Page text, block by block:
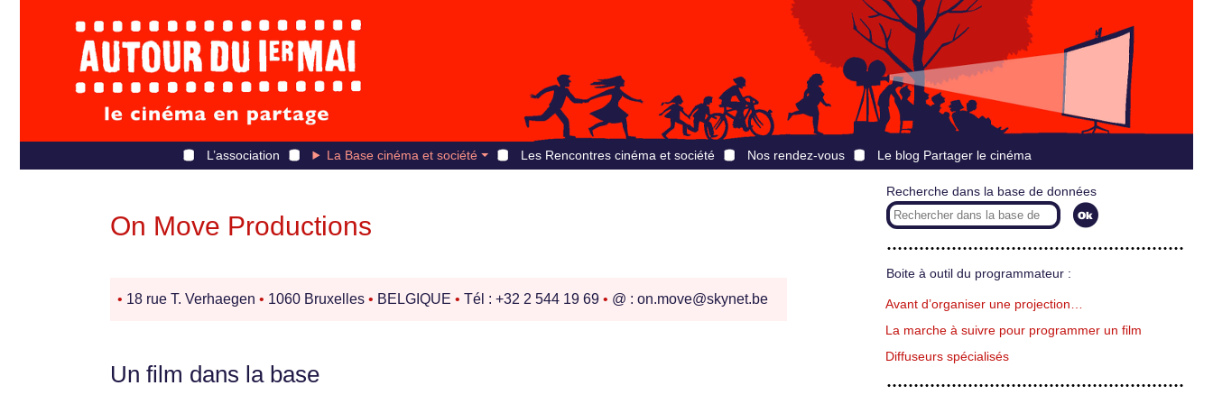
L’association La Base cinéma et société Les Rencontres cinéma et société Nos rendez-vous Le blog Partager le cinéma
On Move Productions
• 18 rue T. Verhaegen • 1060 Bruxelles • BELGIQUE • Tél : +32 2 544 19 69 • @ : on.move@skynet.be
Un film dans la base
Recherche dans la base de données
Boite à outil du programmateur :
Avant d’organiser une projection…
La marche à suivre pour programmer un film
Diffuseurs spécialisés